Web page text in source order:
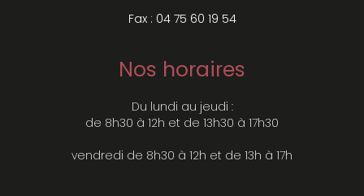
Fax : 04 75 60 19 54
Nos horaires
Du lundi au jeudi :
de 8h30 à 12h et de 13h30 à 17h30
vendredi de 8h30 à 12h et de 13h à 17h